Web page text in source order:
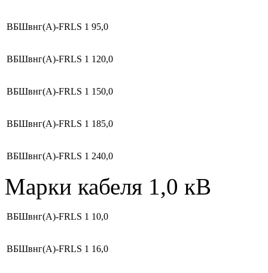
ВБШвнг(А)-FRLS 1 95,0
ВБШвнг(А)-FRLS 1 120,0
ВБШвнг(А)-FRLS 1 150,0
ВБШвнг(А)-FRLS 1 185,0
ВБШвнг(А)-FRLS 1 240,0
Марки кабеля 1,0 кВ
ВБШвнг(А)-FRLS 1 10,0
ВБШвнг(А)-FRLS 1 16,0